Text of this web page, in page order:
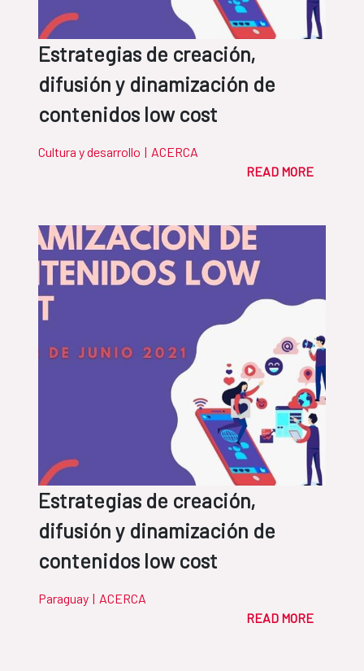
Estrategias de creación,
difusión y dinamización de
contenidos low cost
Cultura y desarrollo | ACERCA
READ MORE
Estrategias de creación,
difusión y dinamización de
contenidos low cost
Paraguay | ACERCA
READ MORE